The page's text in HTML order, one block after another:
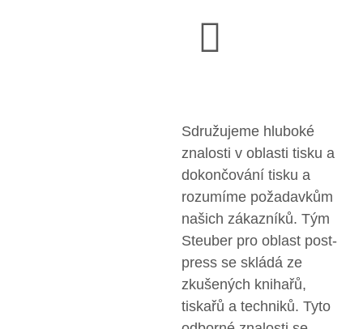
Sdružujeme hluboké
znalosti v oblasti tisku a
dokončování tisku a
rozumíme požadavkům
našich zákazníků. Tým
Steuber pro oblast post-
press se skládá ze
zkušených knihařů,
tiskařů a techniků. Tyto